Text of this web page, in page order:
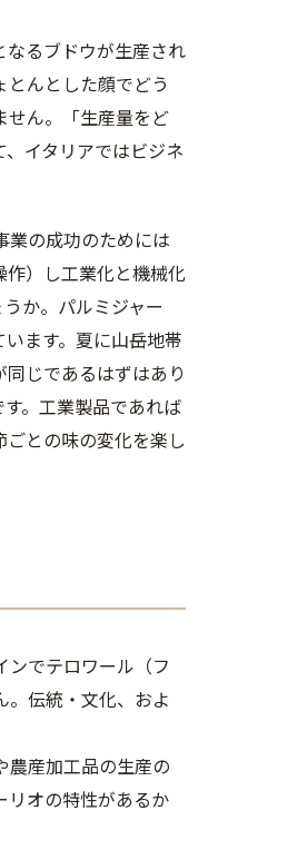
るブドウが生産され
んとした顔でどう
せん。「生産量をど
イタリアではビジネ
業の成功のためには
）し工業化と機械化
か。パルミジャー
ます。夏に山岳地帯
じであるはずはあり
。工業製品であれば
との味の変化を楽し
ンでテロワール（フ
。伝統・文化、およ
農産加工品の生産の
リオの特性があるか